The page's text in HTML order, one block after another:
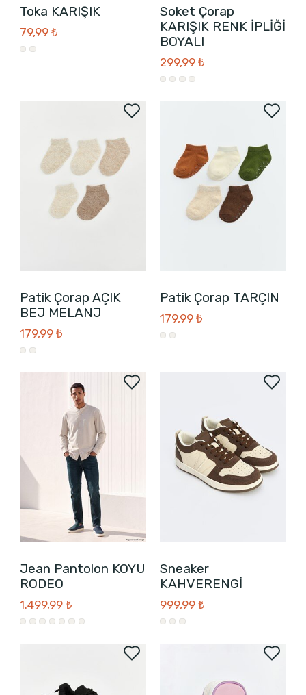
Toka KARIŞIK
79,99 ₺
Soket Çorap
KARIŞIK RENK İPLİĞİ
BOYALI
299,99 ₺
Patik Çorap AÇIK
BEJ MELANJ
179,99 ₺
Patik Çorap TARÇIN
179,99 ₺
Jean Pantolon KOYU
RODEO
1.499,99 ₺
Sneaker
KAHVERENGİ
999,99 ₺